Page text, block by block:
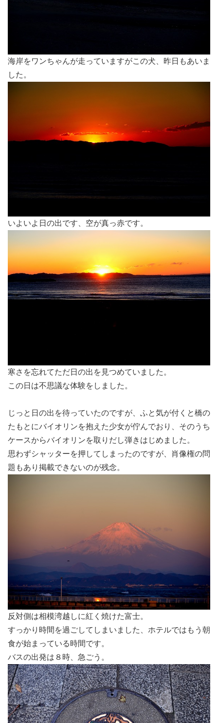
海岸をワンちゃんが走っていますがこの犬、昨日もあいま
した。
いよいよ日の出です、空が真っ赤です。
寒さを忘れてただ日の出を見つめていました。
この日は不思議な体験をしました。
じっと日の出を待っていたのですが、ふと気が付くと橋の
たもとにバイオリンを抱えた少女が佇んでおり、そのうち
ケースからバイオリンを取りだし弾きはじめました。
思わずシャッターを押してしまったのですが、肖像権の問
題もあり掲載できないのが残念。
反対側は相模湾越しに紅く焼けた富士。
すっかり時間を過ごしてしまいました、ホテルではもう朝
食が始まっている時間です。
バスの出発は８時、急ごう。